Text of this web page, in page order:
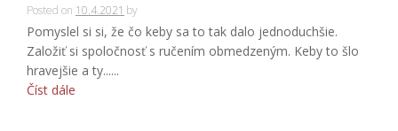
Posted on 10.4.2021 by
Pomyslel si si, že čo keby sa to tak dalo jednoduchšie.
Založiť si spoločnosť s ručením obmedzeným. Keby to šlo
hravejšie a ty......
Číst dále